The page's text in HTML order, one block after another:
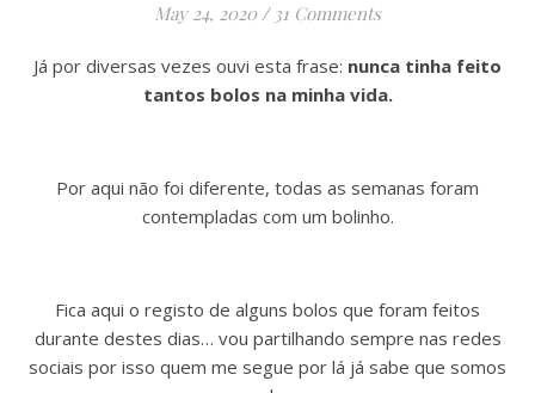
May 24, 2020 / 31 Comments
Já por diversas vezes ouvi esta frase: nunca tinha feito
tantos bolos na minha vida.
Por aqui não foi diferente, todas as semanas foram
contempladas com um bolinho.
Fica aqui o registo de alguns bolos que foram feitos
durante destes dias… vou partilhando sempre nas redes
sociais por isso quem me segue por lá já sabe que somos